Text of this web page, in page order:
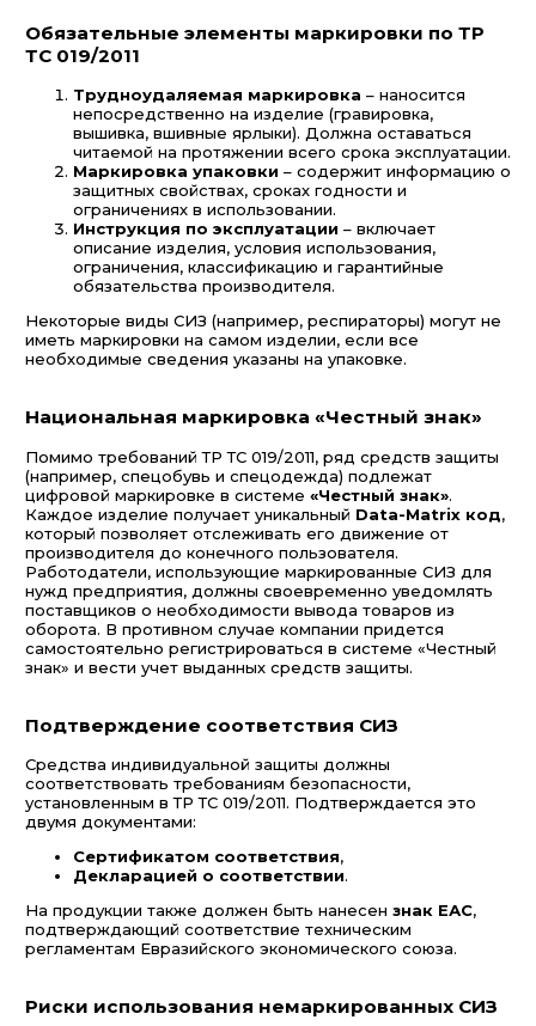
Обязательные элементы маркировки по ТР
ТС 019/2011
Трудноудаляемая маркировка – наносится
непосредственно на изделие (гравировка,
вышивка, вшивные ярлыки). Должна оставаться
читаемой на протяжении всего срока эксплуатации.
Маркировка упаковки – содержит информацию о
защитных свойствах, сроках годности и
ограничениях в использовании.
Инструкция по эксплуатации – включает
описание изделия, условия использования,
ограничения, классификацию и гарантийные
обязательства производителя.
Некоторые виды СИЗ (например, респираторы) могут не
иметь маркировки на самом изделии, если все
необходимые сведения указаны на упаковке.
Национальная маркировка «Честный знак»
Помимо требований ТР ТС 019/2011, ряд средств защиты
(например, спецобувь и спецодежда) подлежат
цифровой маркировке в системе «Честный знак».
Каждое изделие получает уникальный Data-Matrix код,
который позволяет отслеживать его движение от
производителя до конечного пользователя.
Работодатели, использующие маркированные СИЗ для
нужд предприятия, должны своевременно уведомлять
поставщиков о необходимости вывода товаров из
оборота. В противном случае компании придется
самостоятельно регистрироваться в системе «Честный
знак» и вести учет выданных средств защиты.
Подтверждение соответствия СИЗ
Средства индивидуальной защиты должны
соответствовать требованиям безопасности,
установленным в ТР ТС 019/2011. Подтверждается это
двумя документами:
Сертификатом соответствия,
Декларацией о соответствии.
На продукции также должен быть нанесен знак ЕАС,
подтверждающий соответствие техническим
регламентам Евразийского экономического союза.
Риски использования немаркированных СИЗ